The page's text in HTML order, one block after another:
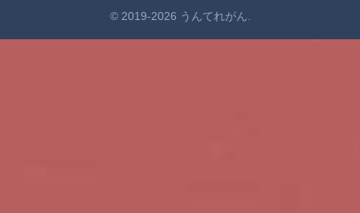
© 2019-2026 うんてれがん.